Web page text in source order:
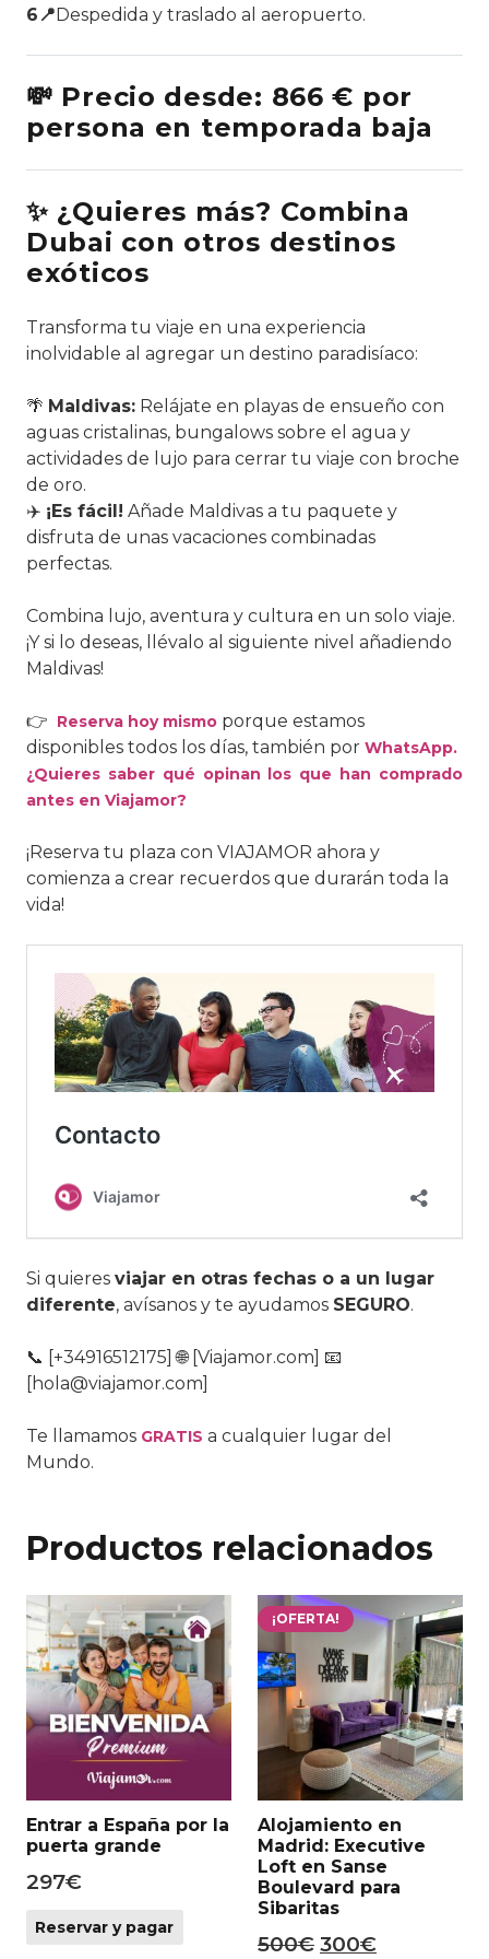
6📍 Despedida y traslado al aeropuerto.
💸 Precio desde: 866 € por
persona en temporada baja
✨ ¿Quieres más? Combina
Dubai con otros destinos
exóticos
Transforma tu viaje en una experiencia
inolvidable al agregar un destino paradisíaco:
🌴 Maldivas: Relájate en playas de ensueño con
aguas cristalinas, bungalows sobre el agua y
actividades de lujo para cerrar tu viaje con broche
de oro.
✈️ ¡Es fácil! Añade Maldivas a tu paquete y
disfruta de unas vacaciones combinadas
perfectas.
Combina lujo, aventura y cultura en un solo viaje.
¡Y si lo deseas, llévalo al siguiente nivel añadiendo
Maldivas!
👉 Reserva hoy mismo porque estamos
disponibles todos los días, también por WhatsApp.
¿Quieres saber qué opinan los que han comprado
antes en Viajamor?
¡Reserva tu plaza con VIAJAMOR ahora y
comienza a crear recuerdos que durarán toda la
vida!
Si quieres viajar en otras fechas o a un lugar
diferente, avísanos y te ayudamos SEGURO.
📞 [+34916512175] 🌐 [Viajamor.com] 📧
[hola@viajamor.com]
Te llamamos GRATIS a cualquier lugar del
Mundo.
Productos relacionados
Entrar a España por la
puerta grande
297€
Reservar y pagar
¡OFERTA!
Alojamiento en
Madrid: Executive
Loft en Sanse
Boulevard para
Sibaritas
500€ El
300€